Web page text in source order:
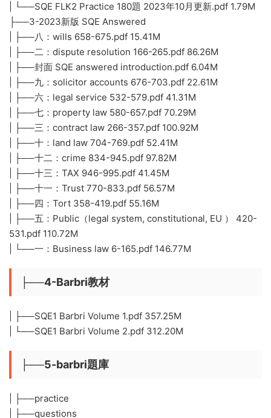
| └──SQE FLK2 Practice 180題 2023年10月更新.pdf 1.79M
├──3-2023新版 SQE Answered
| ├──八：wills 658-675.pdf 15.41M
| ├──二：dispute resolution 166-265.pdf 86.26M
| ├──封面 SQE answered introduction.pdf 6.04M
| ├──九：solicitor accounts 676-703.pdf 22.61M
| ├──六：legal service 532-579.pdf 41.31M
| ├──七：property law 580-657.pdf 70.29M
| ├──三：contract law 266-357.pdf 100.92M
| ├──十：land law 704-769.pdf 52.41M
| ├──十二：crime 834-945.pdf 97.82M
| ├──十三：TAX 946-995.pdf 41.45M
| ├──十一：Trust 770-833.pdf 56.57M
| ├──四：Tort 358-419.pdf 55.16M
| ├──五：Public（legal system, constitutional, EU ） 420-
531.pdf 110.72M
| └──一：Business law 6-165.pdf 146.77M
├──4-Barbri教材
| ├──SQE1 Barbri Volume 1.pdf 357.25M
| └──SQE1 Barbri Volume 2.pdf 312.20M
├──5-barbri題庫
| ├──practice
| ├──questions